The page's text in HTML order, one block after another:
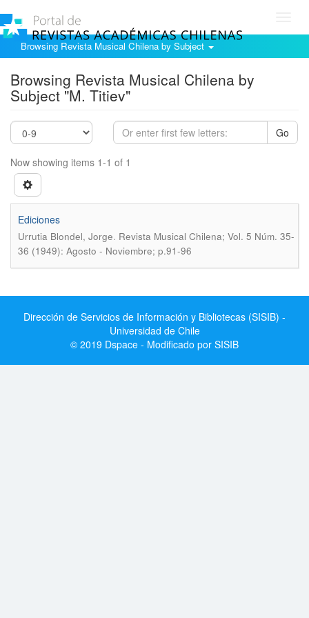
Browsing Revista Musical Chilena by Subject
Browsing Revista Musical Chilena by
Subject "M. Titiev"
Go
Now showing items 1-1 of 1
Ediciones
Urrutia Blondel, Jorge. Revista Musical Chilena; Vol. 5 Núm. 35-
36 (1949): Agosto - Noviembre; p.91-96
Dirección de Servicios de Información y Bibliotecas (SISIB) -
Universidad de Chile
© 2019 Dspace - Modificado por SISIB